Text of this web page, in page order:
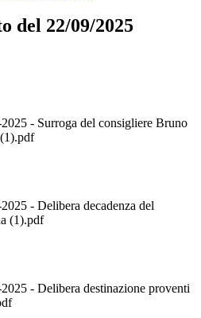
del 22/09/2025
- Surroga del consigliere Bruno
- Delibera decadenza del
(1).pdf
- Delibera destinazione proventi